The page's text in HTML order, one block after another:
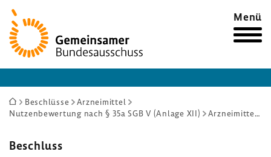
Zur
Startseite
Menü
Sie
sind
Beschlüsse
Arzneimittel
Nutzenbewertung nach § 35a SGB V (Anlage XII)
Arzneimittel-Richtlinie/Anlage XII: Decitabin
Beschluss